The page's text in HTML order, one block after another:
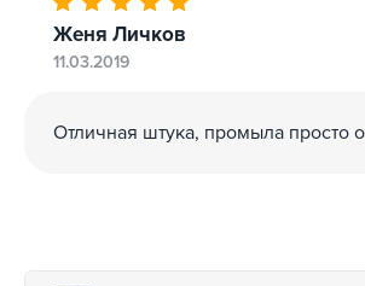
Женя Личков
11.03.2019
Отличная штука, промыла просто